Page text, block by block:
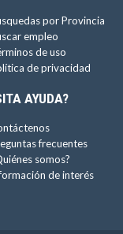
por Provincia
empleo
de uso
de privacidad
AYUDA?
frecuentes
somos?
de interés